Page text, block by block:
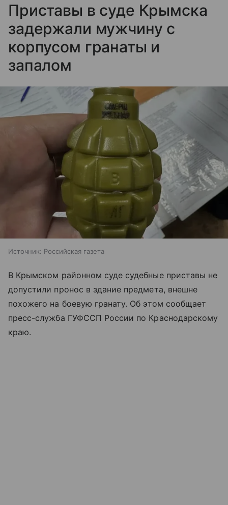
Приставы в суде Крымска
задержали мужчину с
корпусом гранаты и
запалом
Источник: Российская газета
В Крымском районном суде судебные приставы не
допустили пронос в здание предмета, внешне
похожего на боевую гранату. Об этом сообщает
пресс-служба ГУФССП России по Краснодарскому
краю.